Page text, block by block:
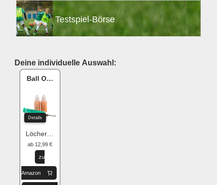
Testspiel-Börse
Deine individuelle Auswahl:
Ball One Reparaturset
Details
Löcher flicken
ab 12,99 €
zu
Amazon